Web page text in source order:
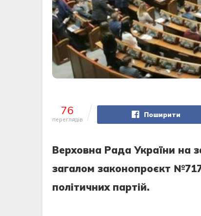
76
переглядів
Поширити
Верховна Рада України на
загалом законопроєкт
політичних партій.